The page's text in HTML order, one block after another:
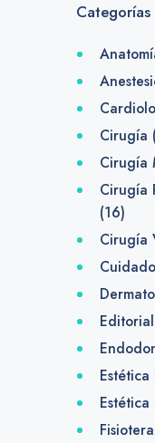
Categorías
Cirugía
Cirugía
Cirugía
(16)
Cirugía